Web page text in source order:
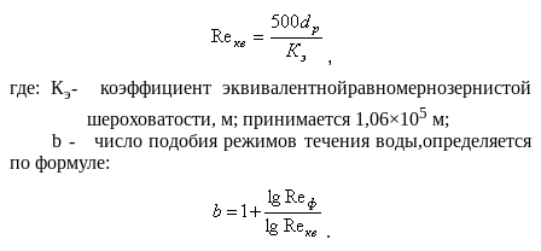
,
где: Кэ-
коэффициент эквивалентнойравномернозернистой
шероховатости, м; принимается 1,06×105 м;
b -
число подобия режимов течения воды,определяется
по формуле:
.